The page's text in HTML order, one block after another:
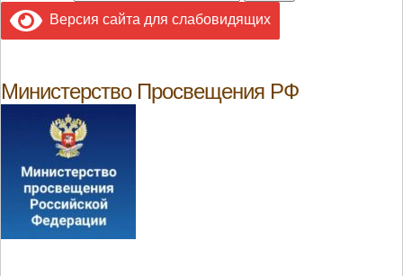
Версия сайта для слабовидящих
Министерство Просвещения РФ